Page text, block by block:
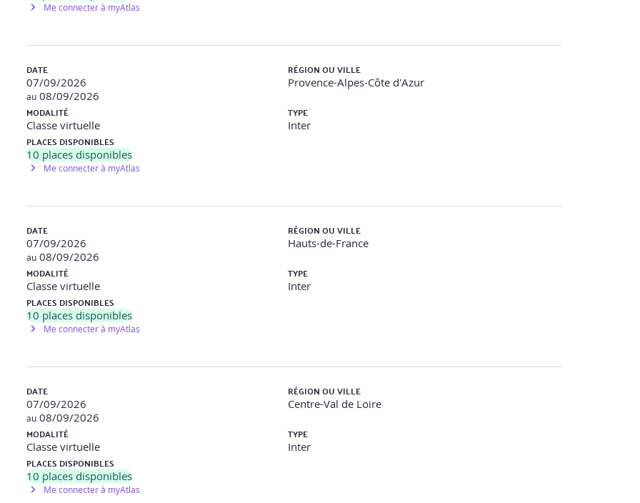
Me connecter à myAtlas
DATE
07/09/2026
au 08/09/2026
RÉGION OU VILLE
Provence-Alpes-Côte d'Azur
MODALITÉ
Classe virtuelle
TYPE
Inter
PLACES DISPONIBLES
10 places disponibles
Me connecter à myAtlas
DATE
07/09/2026
au 08/09/2026
RÉGION OU VILLE
Hauts-de-France
MODALITÉ
Classe virtuelle
TYPE
Inter
PLACES DISPONIBLES
10 places disponibles
Me connecter à myAtlas
DATE
07/09/2026
au 08/09/2026
RÉGION OU VILLE
Centre-Val de Loire
MODALITÉ
Classe virtuelle
TYPE
Inter
PLACES DISPONIBLES
10 places disponibles
Me connecter à myAtlas